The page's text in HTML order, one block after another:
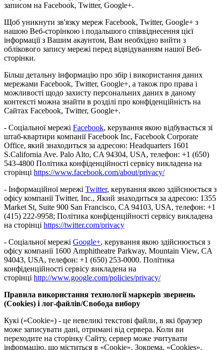
записом на Facebook, Twitter, Google+.
Щоб уникнути зв'язку мереж Facebook, Twitter, Google+ з
нашою Веб-сторінкою і подальшого співвіднесення цієї
інформації з Вашим акаунтом, Вам необхідно вийти з
облікового запису мережі перед відвідуванням нашої Веб-
сторінки.
Більш детальну інформацію про збір і використання даних
мережами Facebook, Twitter, Google+, а також про права і
можливості щодо захисту персональних даних в даному
контексті можна знайти в розділі про конфіденційність на
Сайтах Facebook, Twitter, Google+.
- Соціальної мережі Facebook, керування якою відбувається зі
штаб-квартири компанії Facebook Inc, Facebook Corporate
Office, який знаходиться за адресою: Headquarters 1601
S.California Ave. Palo Alto, CA 94304, USA, телефон: +1 (650)
543-4800 Політика конфіденційності сервісу викладена на
сторінці https://www.facebook.com/about/privacy/
- Інформаційної мережі Twitter, керування якою здійснюється з
офісу компанії Twitter, Inc., Який знаходиться за адресою: 1355
Market St, Suite 900 San Francisco, CA 94103, USA, телефон: +1
(415) 222-9958; Політика конфіденційності сервісу викладена
на сторінці https://twitter.com/privacy
- Соціальної мережі Google+, керування якою здійснюється з
офісу компанії 1600 Amphitheatre Parkway, Mountain View, CA
94043, USA, телефон: +1 (650) 253-0000. Політика
конфіденційності сервісу викладена на
сторінці http://www.google.com/policies/privacy/
Правила використання технології маркерів звернень
(Cookies) і лог-файлів/Свобода вибору
Кукі («Сookie») - це невеликі текстові файли, в які браузер
може записувати дані, отримані від сервера. Коли ви
переходите на сторінку Сайту, сервер може зчитувати
інформацію, що міститься в «Сookie». Зокрема, «Cookies»,